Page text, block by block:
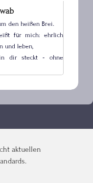
den heißen Brei.
für mich: ehrlich
und leben,
dir steckt - ohne
aktuellen